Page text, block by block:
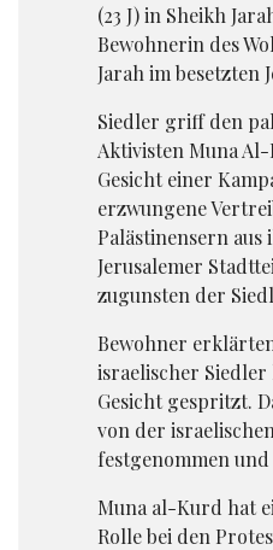
(23 J) in Sheikh
Bewohnerin des
Jarah im besetzten
Siedler griff den
Aktivisten Muna
Gesicht einer
erzwungene
Palästinensern aus
Jerusalemer
zugunsten der
Bewohner
israelischer Siedler
Gesicht gespritzt.
von der
festgenommen
Muna al-Kurd hat
Rolle bei den